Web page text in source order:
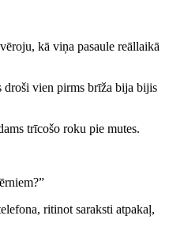
kā viņa pasaule reāllaikā
droši vien pirms brīža bija bijis
trīcošo roku pie mutes.
ritinot saraksti atpakaļ,